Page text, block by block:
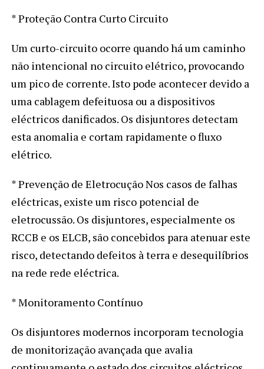
* Proteção Contra Curto Circuito
Um curto-circuito ocorre quando há um caminho
não intencional no circuito elétrico, provocando
um pico de corrente. Isto pode acontecer devido a
uma cablagem defeituosa ou a dispositivos
eléctricos danificados. Os disjuntores detectam
esta anomalia e cortam rapidamente o fluxo
elétrico.
* Prevenção de Eletrocução Nos casos de falhas
eléctricas, existe um risco potencial de
eletrocussão. Os disjuntores, especialmente os
RCCB e os ELCB, são concebidos para atenuar este
risco, detectando defeitos à terra e desequilíbrios
na rede rede eléctrica.
* Monitoramento Contínuo
Os disjuntores modernos incorporam tecnologia
de monitorização avançada que avalia